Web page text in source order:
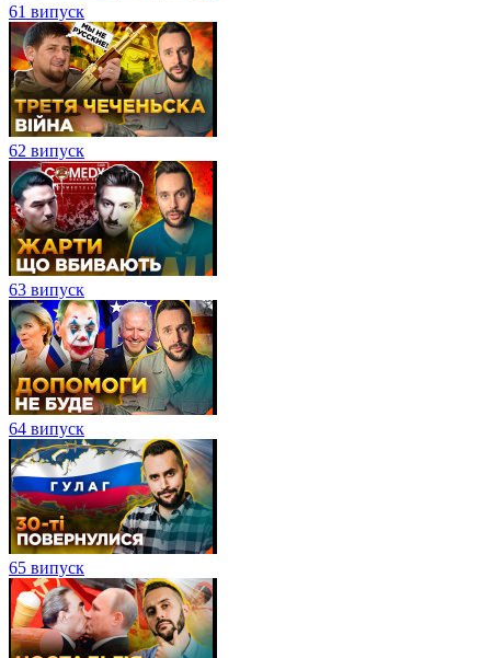
61 випуск
62 випуск
63 випуск
64 випуск
65 випуск